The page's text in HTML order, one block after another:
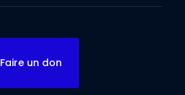
Faire un don